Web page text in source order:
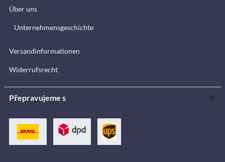
Über uns
Unternehmensgeschichte
Versandinformationen
Widerrufsrecht
Přepravujeme s